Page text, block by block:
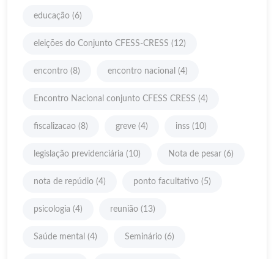
educação (6)
eleições do Conjunto CFESS-CRESS (12)
encontro (8) encontro nacional (4)
Encontro Nacional conjunto CFESS CRESS (4)
fiscalizacao (8) greve (4) inss (10)
legislação previdenciária (10) Nota de pesar (6)
nota de repúdio (4) ponto facultativo (5)
psicologia (4) reunião (13)
Saúde mental (4) Seminário (6)